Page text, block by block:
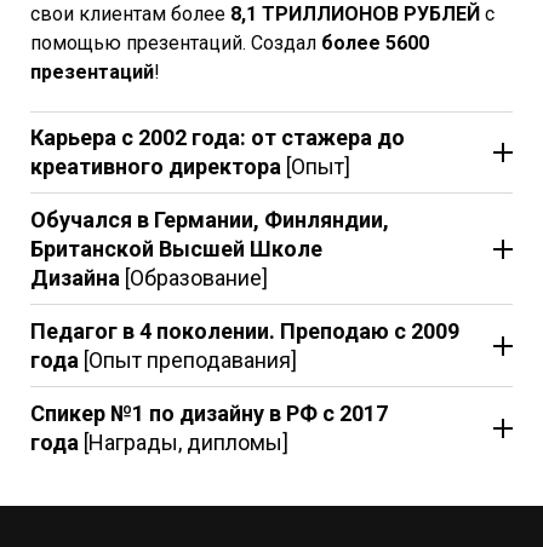
свои клиентам более 8,1 ТРИЛЛИОНОВ РУБЛЕЙ с
помощью презентаций. Создал более 5600
презентаций!
Карьера с 2002 года: от стажера до
креативного директора [Опыт]
Обучался в Германии, Финляндии,
Британской Высшей Школе
Дизайна [Образование]
Педагог в 4 поколении. Преподаю с 2009
года [Опыт преподавания]
Спикер №1 по дизайну в РФ с 2017
года [Награды, дипломы]